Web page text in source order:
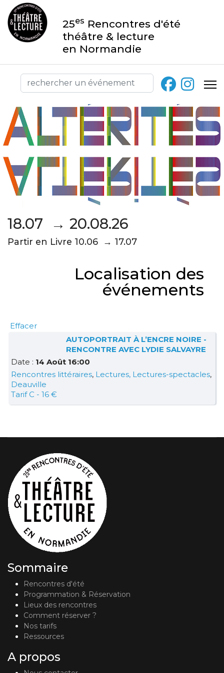
25es Rencontres d'été
théâtre & lecture
en Normandie
18.07 → 20.08.26
Partir en Livre 10.06 → 17.07
Localisation des
événements
Effacer
AUTOPORTRAIT À L’ENCRE NOIRE -
RENCONTRE AVEC LYDIE SALVAYRE
Date : 14 Août 16:00
Rencontres littéraires, Lectures, Lectures-spectacles,
Deauville
Tarif C - 16 €
Sommaire
Rencontres d'été
Programmation & Réservation
Lieux des rencontres
Comment réserver ?
Nos tarifs
Ressources
A propos